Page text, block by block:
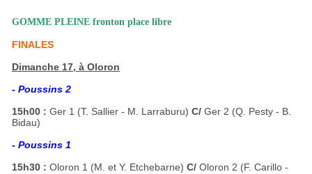
GOMME PLEINE fronton place libre
FINALES
Dimanche 17, à Oloron
- Poussins 2
15h00 :Ger 1 (T. Sallier - M. Larraburu)C/ Ger 2 (Q. Pesty - B.
Bidau)
- Poussins 1
15h30 :Oloron 1 (M. et Y. Etchebarne)C/ Oloron 2 (F. Carillo -